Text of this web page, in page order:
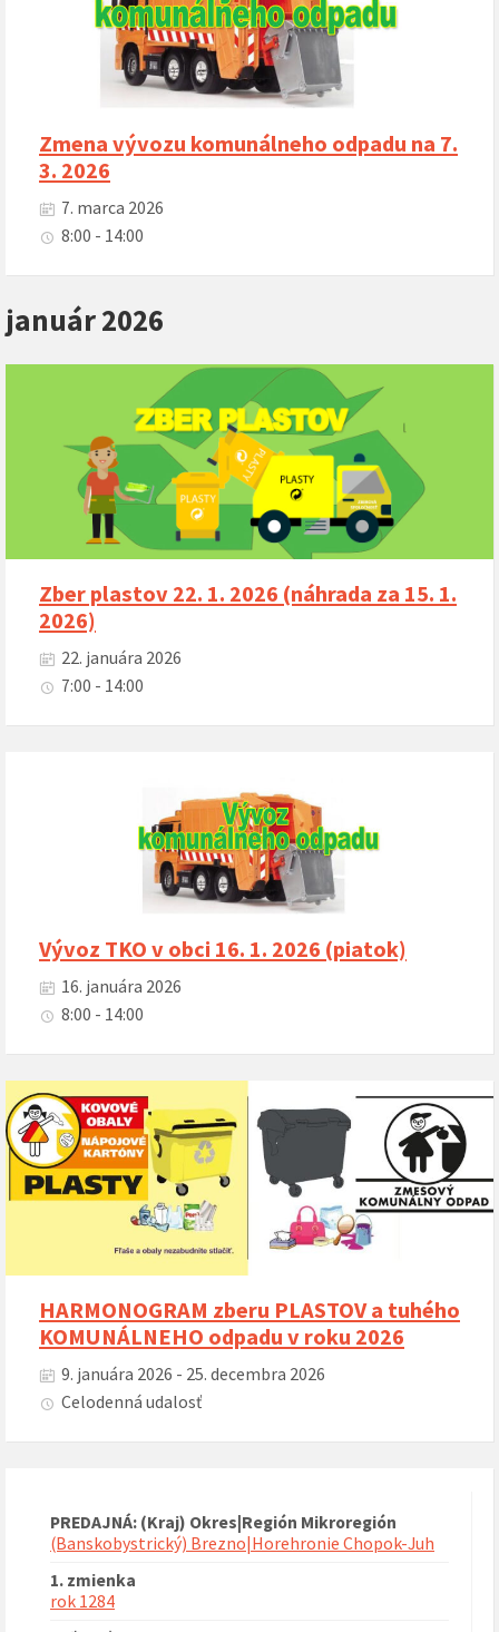
Zmena vývozu komunálneho odpadu na 7.
3. 2026
7. marca 2026
8:00 - 14:00
január 2026
Zber plastov 22. 1. 2026 (náhrada za 15. 1.
2026)
22. januára 2026
7:00 - 14:00
Vývoz TKO v obci 16. 1. 2026 (piatok)
16. januára 2026
8:00 - 14:00
HARMONOGRAM zberu PLASTOV a tuhého
KOMUNÁLNEHO odpadu v roku 2026
9. januára 2026 - 25. decembra 2026
Celodenná udalosť
PREDAJNÁ: (Kraj) Okres|Región Mikroregión
(Banskobystrický) Brezno|Horehronie Chopok-Juh
1. zmienka
rok 1284